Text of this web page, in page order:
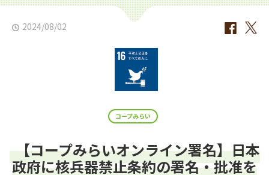
2024/08/02
コープみらい
【コープみらいオンライン署名】日本
政府に核兵器禁止条約の署名・批准を